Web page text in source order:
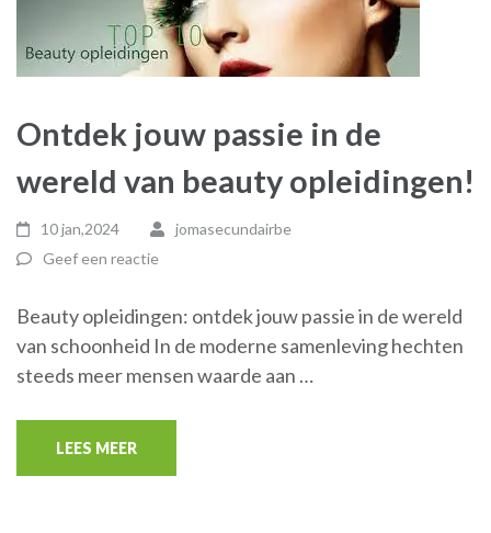
Ontdek jouw passie in de
wereld van beauty opleidingen!
10 jan,2024
jomasecundairbe
Geef een reactie
Beauty opleidingen: ontdek jouw passie in de wereld
van schoonheid In de moderne samenleving hechten
steeds meer mensen waarde aan …
LEES MEER